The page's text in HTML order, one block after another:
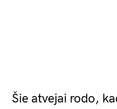
Šie atvejai rodo,